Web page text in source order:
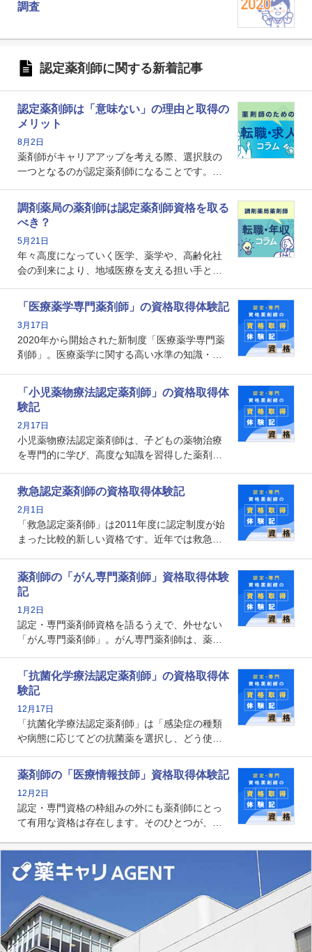
調査
認定薬剤師に関する新着記事
認定薬剤師は「意味ない」の理由と取得の
メリット
8月2日
薬剤師がキャリアアップを考える際、選択肢の
一つとなるのが認定薬剤師になることです。し
という声を聞いたことがあるかもしれません。
本記事では、認定薬剤師が「意味ない」といわ
れる理由や、取得するメリット、年収・キャリ
アへの影響を解説します。
調剤薬局の薬剤師は認定薬剤師資格を取る
べき？
5月21日
年々高度になっていく医学、薬学や、高齢化社
会の到来により、地域医療を支える担い手とし
で、重要度が増しているのが認定薬剤師という
資格です。認定薬剤師とはいったいどんな資格
なのでしょうか。それを取得するとどのような
メリットがあるのでしょうか。
「医療薬学専門薬剤師」の資格取得体験記
3月17日
2020年から開始された新制度「医療薬学専門薬
剤師」。医療薬学に関する高い水準の知識・技
剤師としての専門性を示す客観的な根拠の一つ
となります。取得要件は多岐に渡り、審査も複
数回ありますが、患者さんに対して一定の能力
の証明になる資格と言えます。
「小児薬物療法認定薬剤師」の資格取得体
験記
2月17日
小児薬物療法認定薬剤師は、子どもの薬物治療
を専門的に学び、高度な知識を習得した薬剤師
や、特有の疾患、心理状況を理解し、専門性を
深めることで、子どもとその保護者に寄り添え
る存在です。今回はそんな小児薬物療法認定薬
剤師の取得体験記をご紹介します。
救急認定薬剤師の資格取得体験記
2月1日
「救急認定薬剤師」は2011年度に認定制度が始
まった比較的新しい資格です。近年では救急病
とから、救急認定薬剤師を目指す病院薬剤師も
増えているのではないでしょうか。今回はそん
な救急認定薬剤師の取得体験記をご紹介しま
す。
薬剤師の「がん専門薬剤師」資格取得体験
記
1月2日
認定・専門薬剤師資格を語るうえで、外せない
「がん専門薬剤師」。がん専門薬剤師は、薬剤
関する資格として、2009年に発足しました。薬
剤師の専門性を活かして高度化するがん医療に
貢献する姿は、今も病院薬剤師にとって一目置
かれる存在です。
「抗菌化学療法認定薬剤師」の資格取得体
験記
12月17日
「抗菌化学療法認定薬剤師」は「感染症の種類
や病態に応じてどの抗菌薬を選択し、どう使っ
る薬剤師です。現在、感染防止対策加算の施設
基準に専任の薬剤師配置が挙げられており、今
後は感染症領域で薬剤師に、より多くの役割が
求められる可能性もあります。
薬剤師の「医療情報技師」資格取得体験記
12月2日
認定・専門資格の枠組みの外にも薬剤師にとっ
て有用な資格は存在します。そのひとつが、
査データ、投薬歴など非常に多岐にわたる医療
データを利活用し、またシステム管理できるこ
とは、病院薬剤師を中心に大きな武器になりま
す。